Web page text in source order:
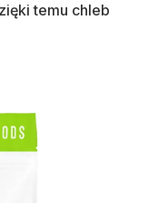
temu chleb